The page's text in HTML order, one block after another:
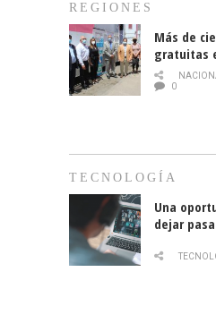
REGIONES
Más de
gratuitas
mes de la
cáncer de
0
TECNOLOGÍA
Una
dejar